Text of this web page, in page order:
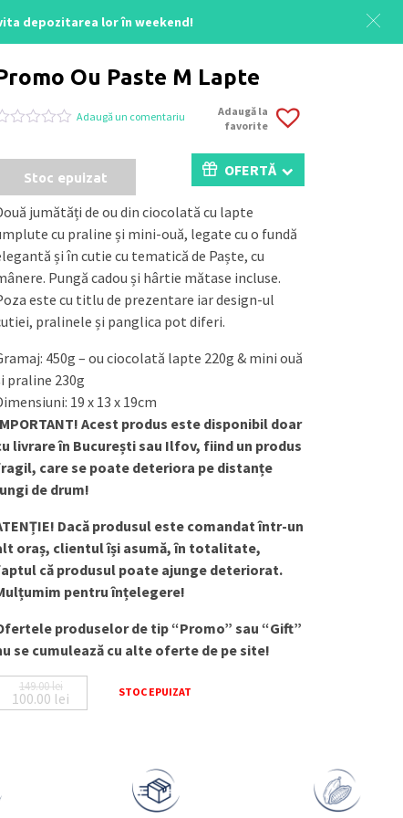
depozitarea lor în weekend!
Ou Paste M Lapte
Adaugă un comentariu
Adaugă la
favorite
Stoc epuizat OFERTĂ
jumătăți de ou din ciocolată cu lapte
cu praline și mini-ouă, legate cu o fundă
și în cutie cu tematică de Paște, cu
Pungă cadou și hârtie mătase incluse.
este cu titlu de prezentare iar design-ul
pralinele și panglica pot diferi.
450g – ou ciocolată lapte 220g & mini ouă
praline 230g
19 x 13 x 19cm
Acest produs este disponibil doar
livrare în București sau Ilfov, fiind un produs
care se poate deteriora pe distanțe
de drum!
Dacă produsul este comandat într-un
oraș, clientul își asumă, în totalitate,
că produsul poate ajunge deteriorat.
pentru înțelegere!
produselor de tip “Promo” sau “Gift”
se cumulează cu alte oferte de pe site!
149.00lei
Prețul inițial a fost: 149.00 lei.
100.00 lei
Prețul curent este: 100.00 lei.
STOC EPUIZAT